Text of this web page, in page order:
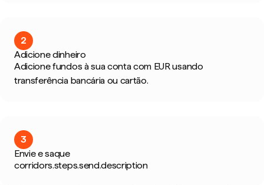
2
Adicione dinheiro
Adicione fundos à sua conta com EUR usando
transferência bancária ou cartão.
3
Envie e saque
corridors.steps.send.description